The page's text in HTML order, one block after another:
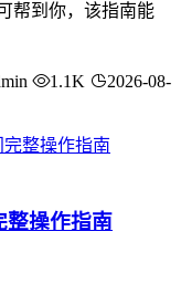
帮到你，该指南能
1.1K
2026-08-
整操作指南